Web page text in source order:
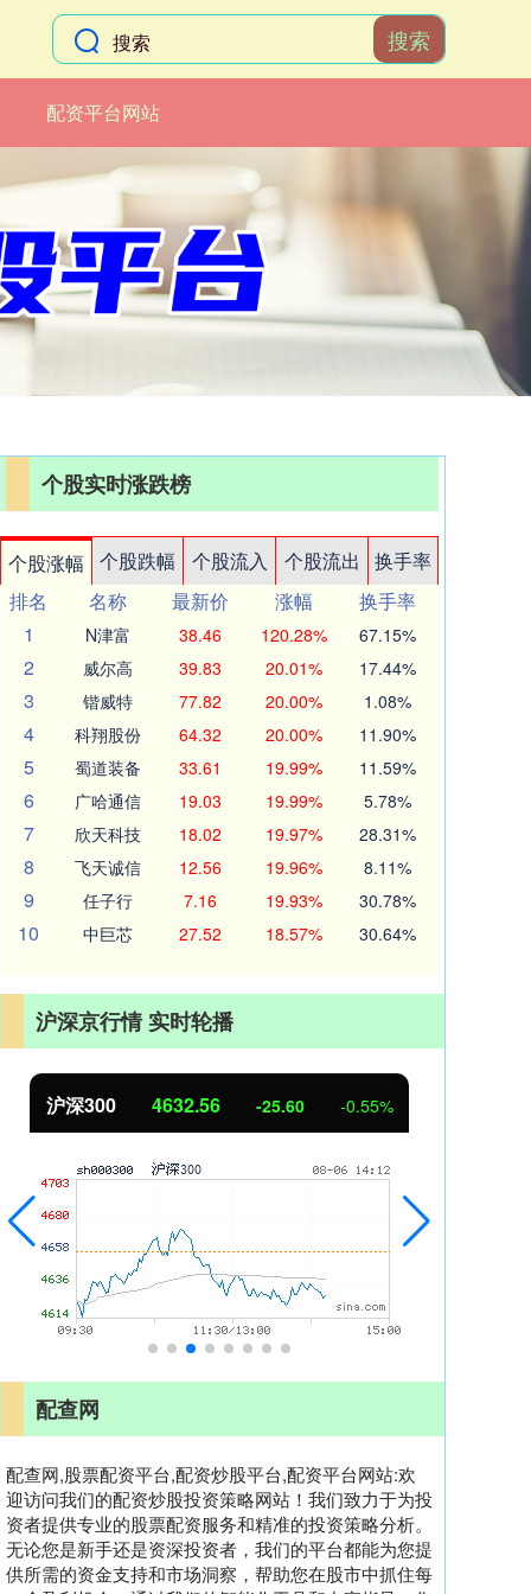
搜索
配资平台网站
个股实时涨跌榜
个股涨幅 个股跌幅 个股流入 个股流出
换手率
排名
名称 最新价 涨幅
换手率
1
N津富 38.46 120.28% 67.15%
2 威尔高 39.83 20.01% 17.44%
3 锴威特 77.82 20.00% 1.08%
4 科翔股份 64.32 20.00% 11.90%
5 蜀道装备 33.61 19.99% 11.59%
6 广哈通信 19.03 19.99% 5.78%
7 欣天科技 18.02 19.97% 28.31%
8 飞天诚信 12.56 19.96% 8.11%
9 任子行 7.16 19.93% 30.78%
10 中巨芯 27.52 18.57% 30.64%
沪深京行情 实时轮播
北证50 1114.75 -4.71 -0.42%
配查网
配查网,股票配资平台,配资炒股平台,配资平台网站:欢
迎访问我们的配资炒股投资策略网站！我们致力于为投
资者提供专业的股票配资服务和精准的投资策略分析。
无论您是新手还是资深投资者，我们的平台都能为您提
供所需的资金支持和市场洞察，帮助您在股市中抓住每